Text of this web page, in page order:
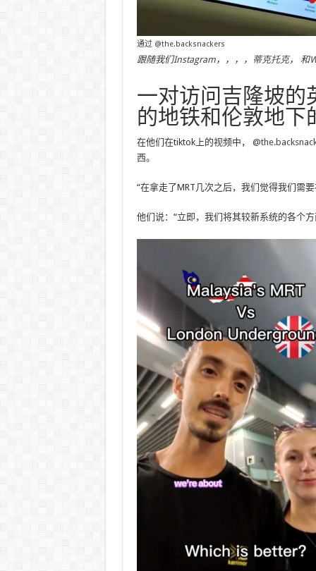
通过 @the.backsnackers
跟随我们Instagram，，，， 蒂克托克， 和
一对访问吉隆坡的
的地铁和伦敦地下
在他们在tiktok上的视频中，
西。
“在拿走了MRT几次之后，我们觉得我们需
他们说：“立即，我们将其较新系统的各个